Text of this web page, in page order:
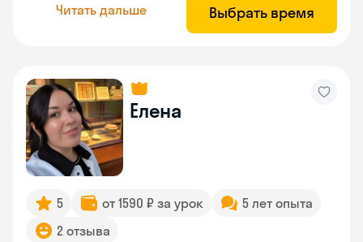
Читать дальше Выбрать время
Елена
5 от 1590 ₽ за урок
5 лет опыта
2 отзыва